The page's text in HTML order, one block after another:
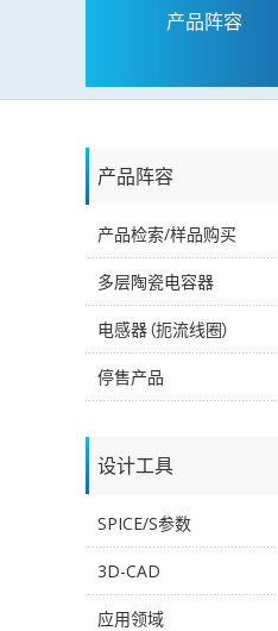
产品阵容
产品阵容
产品检索/样品购买
多层陶瓷电容器
电感器（扼流线圈）
停售产品
设计工具
SPICE/S参数
3D-CAD
应用领域